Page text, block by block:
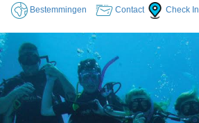
Bestemmingen Contact Check In